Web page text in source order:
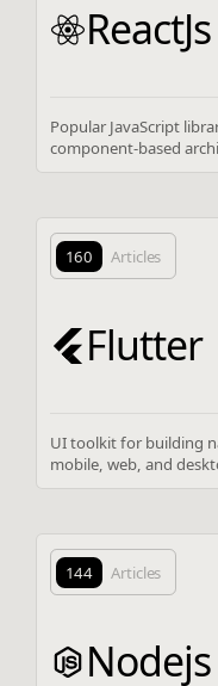
ReactJs
Popular JavaScript
component-based
160 Articles
Flutter
UI toolkit for building
mobile, web, and
144 Articles
Nodejs